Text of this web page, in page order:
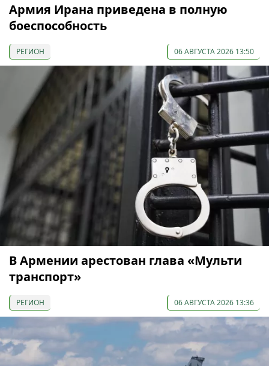
Армия Ирана приведена в полную
боеспособность
РЕГИОН 06 АВГУСТА 2026 13:50
В Армении арестован глава «Мульти
транспорт»
РЕГИОН 06 АВГУСТА 2026 13:36